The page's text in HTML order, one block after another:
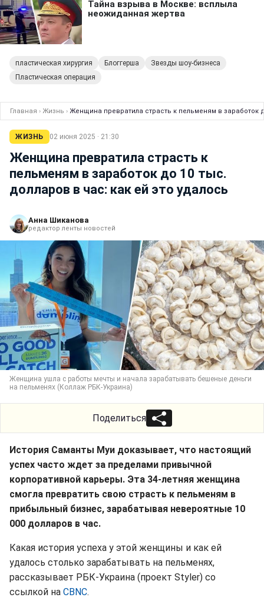
пластическая хирургия Блоггерша
Звезды шоу-бизнеса
Пластическая операция
Главная › Жизнь › Женщина превратила страсть к пельменям в заработок
ЖИЗНЬ 02 июня 2025 · 21:30
Женщина превратила страсть к
пельменям в заработок до 10 тыс.
долларов в час: как ей это удалось
Анна Шиканова
редактор ленты новостей
Женщина ушла с работы мечты и начала зарабатывать бешеные деньги
на пельменях (Коллаж РБК-Украина)
Поделиться
История Саманты Муи доказывает, что настоящий
успех часто ждет за пределами привычной
корпоративной карьеры. Эта 34-летняя женщина
смогла превратить свою страсть к пельменям в
прибыльный бизнес, зарабатывая невероятные 10
000 долларов в час.
Какая история успеха у этой женщины и как ей
удалось столько зарабатывать на пельменях,
рассказывает РБК-Украина (проект Styler) со
ссылкой на CBNC.